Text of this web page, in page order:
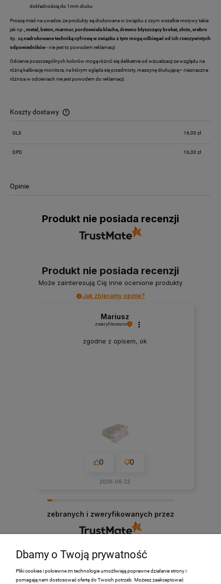
dokładnością do 1mm druku
Proszę mieć na uwadze ,że produkty są drukowane w związku z czym wszelkie motywy takie
jak np.
, metal, beton, marmur, pordzewiała blacha, drewno błyszczący brokat, złoto, srebro
itp. sąnadrukowane techniką cyfrową w związku z tym mogą odbiegać od ich rzeczywistych
odpowiedników- nie jest to powodem reklamacji
Odcienie poszczególnych kolorów mogą różnić się delikatnie od wizualizacji ze względu na
różną kalibrację monitora, na którym ogląda się przedmioty, maszynę drukującą– nieznaczna
różnica w odcieniach nie jest powodem do reklamacji.
Koszty dostawy
Cena nie zawiera ewentualnych kosztów płatności
GLS 16,00 zł
DPD 16,00 zł
Opinie
Produkt nie posiada recenzji
Produkt nie posiada recenzji
Może zainteresują Cię inne ocenione produkty
Jak zbieramy opinie?
Mariusz
zweryfikowano
zgodne z opisem, ok
0 0
2026-06-23
zebranych i zweryfikowanych przez
Dbamy o Twoją prywatność
Pliki cookies i pokrewne im technologie umożliwiają poprawne działanie strony i
pomagają nam dostosować ofertę do Twoich potrzeb. Możesz zaakceptować